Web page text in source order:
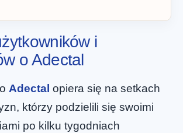
i
o Adectal
Adectal opiera się na setkach
którzy podzielili się swoimi
po kilku tygodniach